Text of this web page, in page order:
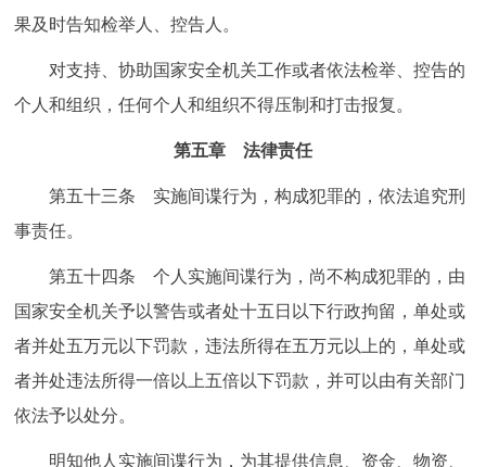
果及时告知检举人、控告人。
对支持、协助国家安全机关工作或者依法检举、控告的
个人和组织，任何个人和组织不得压制和打击报复。
第五章 法律责任
第五十三条 实施间谍行为，构成犯罪的，依法追究刑
事责任。
第五十四条 个人实施间谍行为，尚不构成犯罪的，由
国家安全机关予以警告或者处十五日以下行政拘留，单处或
者并处五万元以下罚款，违法所得在五万元以上的，单处或
者并处违法所得一倍以上五倍以下罚款，并可以由有关部门
依法予以处分。
明知他人实施间谍行为，为其提供信息、资金、物资、